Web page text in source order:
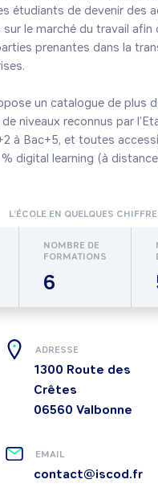
étudiants de devenir des
le marché du travail afin
prenantes dans la
un catalogue de plus
niveaux reconnus par
à Bac+5, et toutes
digital learning (à
L’ÉCOLE EN QUELQUES
NOMBRE DE
FORMATIONS
6
ADRESSE
1300 Route des
Crêtes
06560 Valbonne
EMAIL
contact@iscod.fr